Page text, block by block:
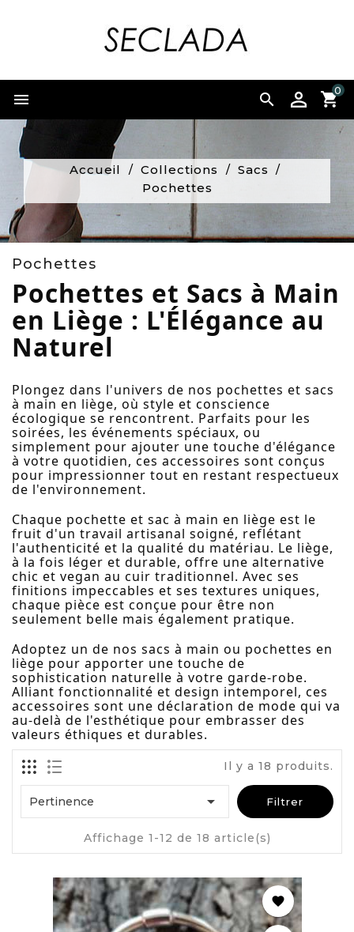

 0
Accueil Collections
Sacs
Pochettes
Pochettes
Pochettes et Sacs à Main
en Liège : L'Élégance au
Naturel
Plongez dans l'univers de nos pochettes et sacs
à main en liège, où style et conscience
écologique se rencontrent. Parfaits pour les
soirées, les événements spéciaux, ou
simplement pour ajouter une touche d'élégance
à votre quotidien, ces accessoires sont conçus
pour impressionner tout en restant respectueux
de l'environnement.
Chaque pochette et sac à main en liège est le
fruit d'un travail artisanal soigné, reflétant
l'authenticité et la qualité du matériau. Le liège,
à la fois léger et durable, offre une alternative
chic et vegan au cuir traditionnel. Avec ses
finitions impeccables et ses textures uniques,
chaque pièce est conçue pour être non
seulement belle mais également pratique.
Adoptez un de nos sacs à main ou pochettes en
liège pour apporter une touche de
sophistication naturelle à votre garde-robe.
Alliant fonctionnalité et design intemporel, ces
accessoires sont une déclaration de mode qui va
au-delà de l'esthétique pour embrasser des
valeurs éthiques et durables.
Il y a 18 produits.
Pertinence  Filtrer
Affichage 1-12 de 18 article(s)
favorite